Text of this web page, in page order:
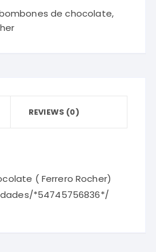
de chocolate,
REVIEWS (0)
( Ferrero Rocher)
*54745756836*/